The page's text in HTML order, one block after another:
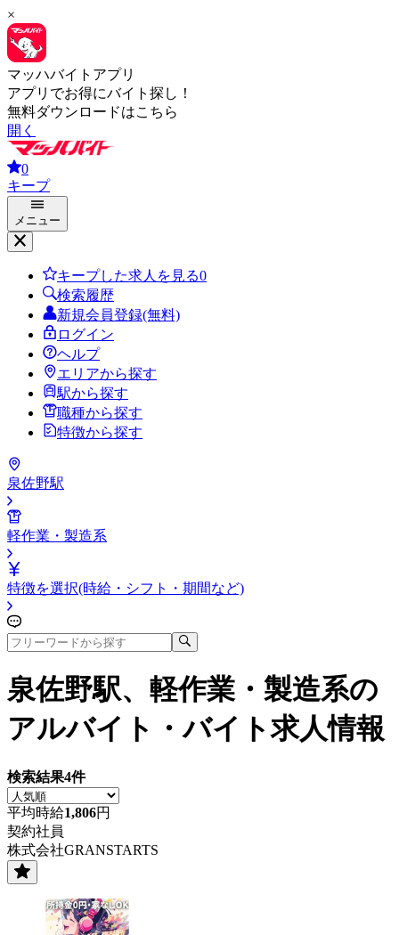
×
マッハバイトアプリ
アプリでお得にバイト探し！
無料ダウンロードはこちら
開く
0
キープ
メニュー
キープした求人を見る0
検索履歴
新規会員登録(無料)
ログイン
ヘルプ
エリアから探す
駅から探す
職種から探す
特徴から探す
泉佐野駅
軽作業・製造系
特徴を選択(時給・シフト・期間など)
泉佐野駅、軽作業・製造系の
アルバイト・バイト求人情報
検索結果4件
平均時給1,806円
契約社員
株式会社GRANSTARTS